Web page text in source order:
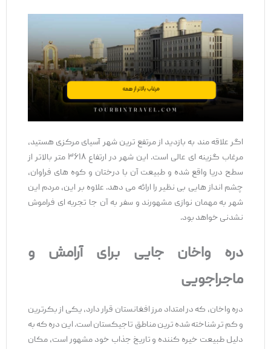
اگر علاقه ‌مند به بازدید از مرتفع‌ ترین شهر آسیای مرکزی هستید،
مرغاب گزینه ‌ای عالی است. این شهر در ارتفاع ۳۶۱۸ متر بالاتر از
سطح دریا واقع شده و طبیعت آن با درختان و کوه ‌های فراوان،
چشم ‌انداز هایی بی‌ نظیر را ارائه می ‌دهد. علاوه بر این، مردم این
شهر به مهمان ‌نوازی مشهورند و سفر به آن جا تجربه ‌ای فراموش
‌نشدنی خواهد بود.
دره واخان جایی برای آرامش و
ماجراجویی
دره واخان، که در امتداد مرز افغانستان قرار دارد، یکی از بکرترین
و کم ‌تر شناخته ‌شده‌ ترین مناطق تاجیکستان است. این دره که به
دلیل طبیعت خیره‌ کننده و تاریخ جذاب خود مشهور است، مکان